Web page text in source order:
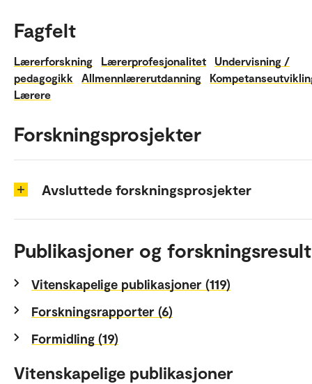
Fagfelt
Lærerforskning Lærerprofesjonalitet
Undervisning /
pedagogikk
Allmennlærerutdanning
Lærere
Forskningsprosjekter
Avsluttede forskningsprosjekter
Publikasjoner og
Vitenskapelige publikasjoner (119)
Forskningsrapporter (6)
Formidling (19)
Vitenskapelige publikasjoner